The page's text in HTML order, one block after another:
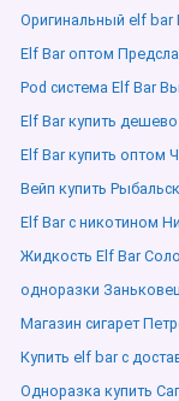
Оригинальный elf bar
Elf Bar оптом
Pod система Elf Bar
Elf Bar купить
Elf Bar купить оптом
Вейп купить
Elf Bar с никотином
Жидкость Elf Bar
одноразки
Магазин сигарет
Купить elf bar с
Одноразка купить